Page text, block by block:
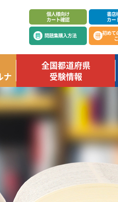
個人様向け
カート確認
書店
カー
問題集購入方法 初めて
ナ
全国都道府県
受験情報